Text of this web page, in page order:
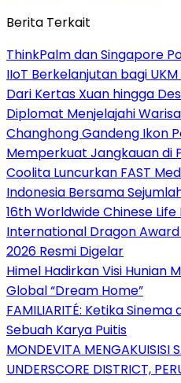
Berita Terkait
ThinkPalm dan Singapore
IIoT Berkelanjutan bagi
Dari Kertas Xuan hingga
Diplomat Menjelajahi
Changhong Gandeng Ikon
Memperkuat Jangkauan di
Coolita Luncurkan FAST
Indonesia Bersama
16th Worldwide Chinese
International Dragon
2026 Resmi Digelar
Himel Hadirkan Visi Hunian
Global “Dream Home”
FAMILIARITÉ: Ketika
Sebuah Karya Puitis
MONDEVITA MENGAKUISISI
UNDERSCORE DISTRICT,